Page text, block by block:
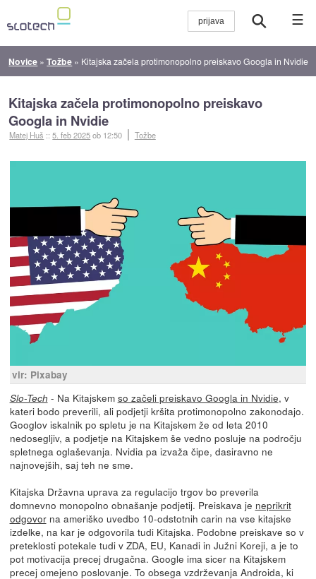
☰
Novice »Tožbe » Kitajska začela protimonopolno preiskavo Googla in Nvidie
Kitajska začela protimonopolno preiskavo
Googla in Nvidie
Matej Huš ::5. feb 2025ob 12:50 Tožbe
vir: Pixabay
Slo-Tech - Na Kitajskem so začeli preiskavo Googla in Nvidie, v
kateri bodo preverili, ali podjetji kršita protimonopolno zakonodajo.
Googlov iskalnik po spletu je na Kitajskem že od leta 2010
nedosegljiv, a podjetje na Kitajskem še vedno posluje na področju
spletnega oglaševanja. Nvidia pa izvaža čipe, dasiravno ne
najnovejših, saj teh ne sme.
Kitajska Državna uprava za regulacijo trgov bo preverila
domnevno monopolno obnašanje podjetij. Preiskava je neprikrit
odgovorna ameriško uvedbo 10-odstotnih carin na vse kitajske
izdelke, na kar je odgovorila tudi Kitajska. Podobne preiskave so v
preteklosti potekale tudi v ZDA, EU, Kanadi in Južni Koreji, a je to
pot motivacija precej drugačna. Google ima sicer na Kitajskem
precej omejeno poslovanje. To obsega vzdrževanja Androida, ki